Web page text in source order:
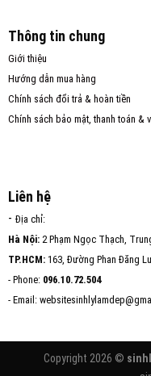
Thông tin chung
Giới thiệu
Hướng dẫn mua hàng
Chính sách đổi trả & hoàn tiền
Chính sách bảo mật, thanh toán &
Liên hệ
- Địa chỉ:
Hà Nội:2 Phạm Ngọc Thạch,
TP.HCM:163, Đường Phan Đăng
- Phone: 096.10.72.504
- Email:
Copyright 2026 ©